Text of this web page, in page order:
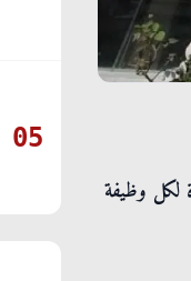
لكل وظيفة
05